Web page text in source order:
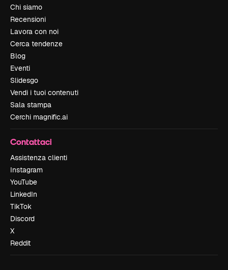
Chi siamo
Recensioni
Lavora con noi
Cerca tendenze
Blog
Eventi
Slidesgo
Vendi i tuoi contenuti
Sala stampa
Cerchi magnific.ai
Contattaci
Assistenza clienti
Instagram
YouTube
LinkedIn
TikTok
Discord
X
Reddit